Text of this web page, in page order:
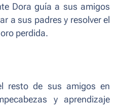
Dora guía a sus amigos
a sus padres y resolver el
perdida.
resto de sus amigos en
y aprendizaje